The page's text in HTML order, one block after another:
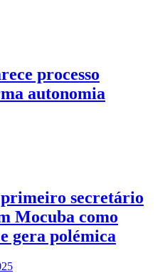
processo
autonomia
secretário
Mocuba como
gera polémica